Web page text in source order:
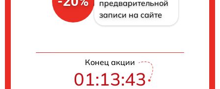
предварительной
записи на сайте
Конец акции
01:13:42